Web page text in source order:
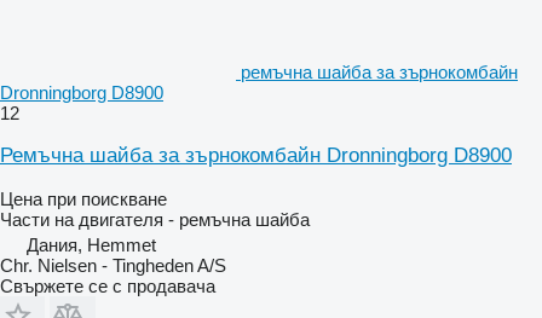
ремъчна шайба за зърнокомбайн
Dronningborg D8900
12
Ремъчна шайба за зърнокомбайн Dronningborg D8900
Цена при поискване
Части на двигателя - ремъчна шайба
Дания, Hemmet
Chr. Nielsen - Tingheden A/S
Свържете се с продавача